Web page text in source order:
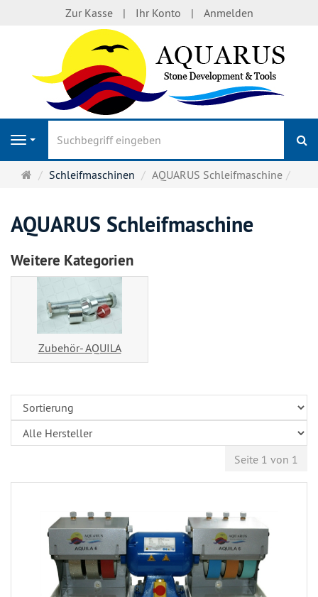
Zur Kasse Ihr Konto Anmelden
Navigation
Startseite
Schleifmaschinen AQUARUS Schleifmaschine
AQUARUS Schleifmaschine
Weitere Kategorien
Zubehör- AQUILA
Seite 1 von 1